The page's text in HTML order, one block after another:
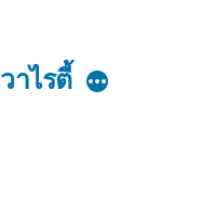
วาไรตี้ More